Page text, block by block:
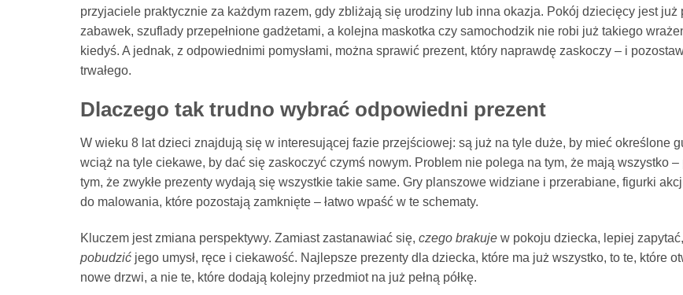
przyjaciele praktycznie za każdym razem, gdy zbliżają się urodziny lub inna okazja. Pokój dziecięcy jest już
zabawek, szuflady przepełnione gadżetami, a kolejna maskotka czy samochodzik nie robi już takiego
kiedyś. A jednak, z odpowiednimi pomysłami, można sprawić prezent, który naprawdę zaskoczy – i
trwałego.
Dlaczego tak trudno wybrać odpowiedni prezent
W wieku 8 lat dzieci znajdują się w interesującej fazie przejściowej: są już na tyle duże, by mieć określone
wciąż na tyle ciekawe, by dać się zaskoczyć czymś nowym. Problem nie polega na tym, że mają wszystko –
tym, że zwykłe prezenty wydają się wszystkie takie same. Gry planszowe widziane i przerabiane, figurki
do malowania, które pozostają zamknięte – łatwo wpaść w te schematy.
Kluczem jest zmiana perspektywy. Zamiast zastanawiać się, czego brakuje w pokoju dziecka, lepiej zapytać,
pobudzić jego umysł, ręce i ciekawość. Najlepsze prezenty dla dziecka, które ma już wszystko, to te, które
nowe drzwi, a nie te, które dodają kolejny przedmiot na już pełną półkę.